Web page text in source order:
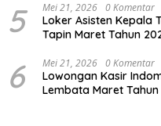
5 Mei 21, 2026 0 Komentar
Loker Asisten Kepala
Tapin Maret Tahun
6 Mei 21, 2026 0 Komentar
Lowongan Kasir
Lembata Maret